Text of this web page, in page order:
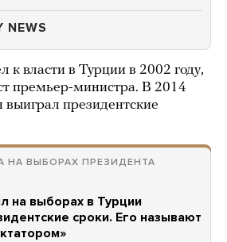
NEWS
к власти в Турции в 2002 году,
премьер-министра. В 2014
выиграл президентские
НА ВЫБОРАХ ПРЕЗИДЕНТА
на выборах в Турции
сроки. Его называют